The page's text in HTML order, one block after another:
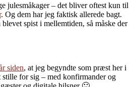
julesmåkager – det bliver oftest kun til
. Og dem har jeg faktisk allerede bagt.
blevet spist i mellemtiden, så måske der
siden, at jeg begyndte som præst her i
stille for sig – med konfirmander og